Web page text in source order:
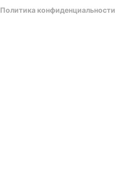
Политика конфиденциальности